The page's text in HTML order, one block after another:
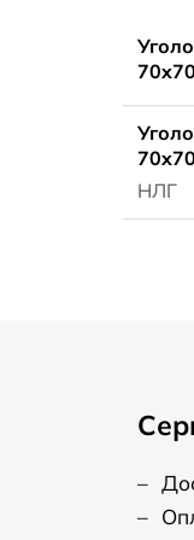
НЛГ
–
–